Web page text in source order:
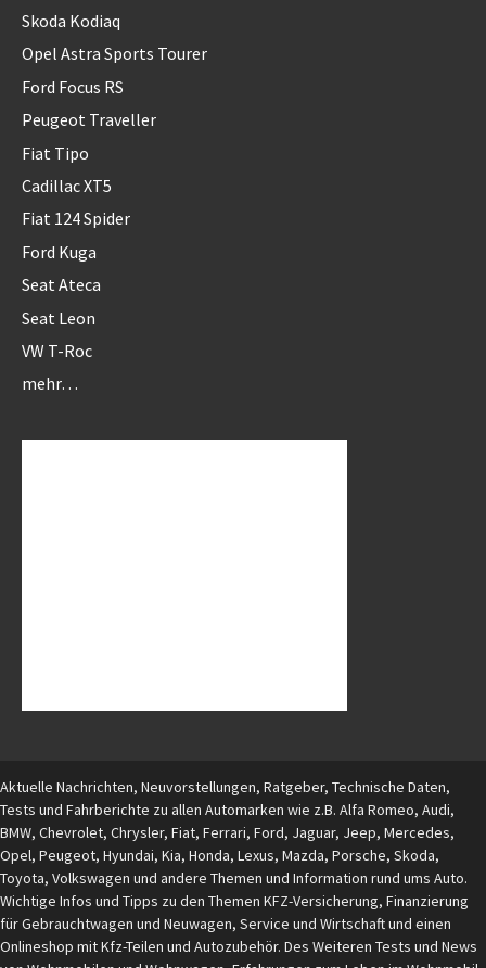
Skoda Kodiaq
Opel Astra Sports Tourer
Ford Focus RS
Peugeot Traveller
Fiat Tipo
Cadillac XT5
Fiat 124 Spider
Ford Kuga
Seat Ateca
Seat Leon
VW T-Roc
mehr…
Aktuelle Nachrichten, Neuvorstellungen, Ratgeber, Technische Daten,
Tests und Fahrberichte zu allen Automarken wie z.B. Alfa Romeo, Audi,
BMW, Chevrolet, Chrysler, Fiat, Ferrari, Ford, Jaguar, Jeep, Mercedes,
Opel, Peugeot, Hyundai, Kia, Honda, Lexus, Mazda, Porsche, Skoda,
Toyota, Volkswagen und andere Themen und Information rund ums Auto.
Wichtige Infos und Tipps zu den Themen KFZ-Versicherung, Finanzierung
für Gebrauchtwagen und Neuwagen, Service und Wirtschaft und einen
Onlineshop mit Kfz-Teilen und Autozubehör. Des Weiteren Tests und News